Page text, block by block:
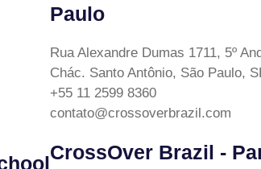
Paulo
Rua Alexandre Dumas 1711, 5º
Chác. Santo Antônio, São Paulo,
+55 11 2599 8360
contato@crossoverbrazil.com
CrossOver Brazil -